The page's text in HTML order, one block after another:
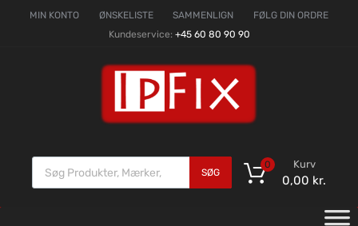
MIN KONTO ØNSKELISTE SAMMENLIGN
FØLG DIN ORDRE
Kundeservice: +45 60 80 90 90
SØG
Kurv
0,00 kr.
0